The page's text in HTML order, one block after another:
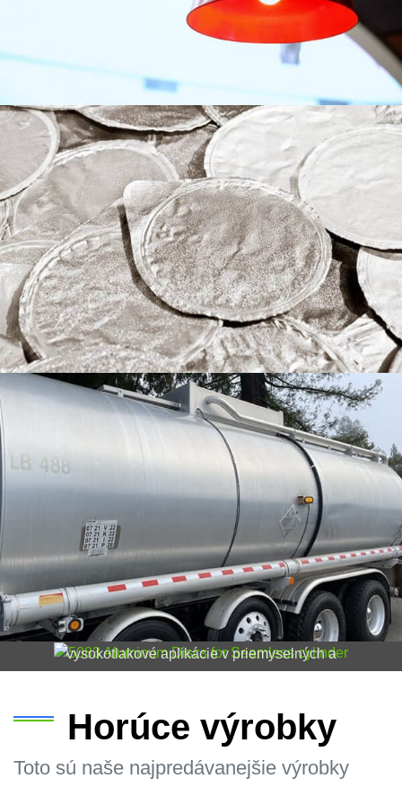
balenie mlieka a mliečnych výrobkov s jednoduchým
odlupovaním.
Hliník 5083 pre tlakové nádrže
Tento článok poskytuje podrobný pohľad na základné
pojmy, vlastnosti materiálu, konštrukčné a výrobné
procesy, žiadosti, a komparatívne výhody používania
5083 hliník pre tlakové nádoby.
5083 Hliníkové disky pre plynulý valec |
Presnosť & Sila
Objaviť 5083 hliníkové disky pre plynulú výrobu valca.
Ľahký, odolný voči korózii, a ideálne pre
vysokotlakové aplikácie v priemyselných a
automobilových odvetviach.
Horúce výrobky
Toto sú naše najpredávanejšie výrobky